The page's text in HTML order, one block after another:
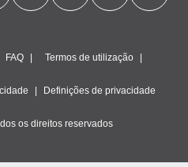
FAQ Termos de utilização
Definições de privacidade
os direitos reservados